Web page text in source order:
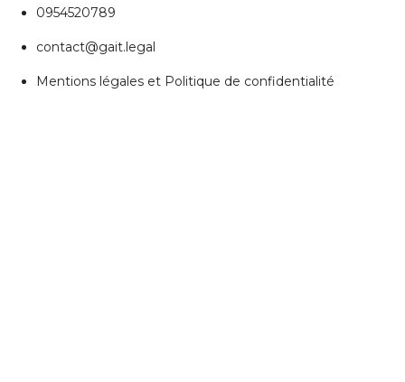
0954520789
contact@gait.legal
Mentions légales et Politique de confidentialité